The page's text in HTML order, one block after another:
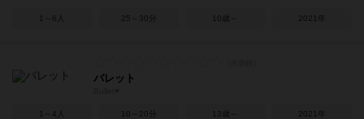
1～6人 25～30分 10歳～ 2021年
バレット
1～4人 10～20分 13歳～ 2021年